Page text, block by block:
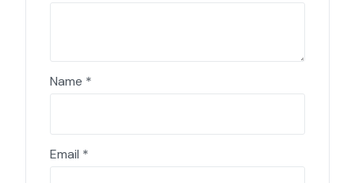
Name *
Email *